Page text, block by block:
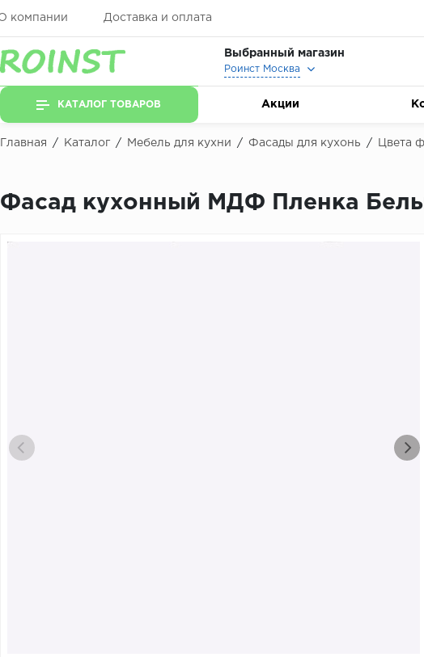
компании Доставка и оплата
Выбранный магазин
Роинст Москва
КАТАЛОГ ТОВАРОВ Акции
Главная / Каталог / Мебель для кухни / Фасады для кухонь / Цвета
Фасад кухонный МДФ Пленка